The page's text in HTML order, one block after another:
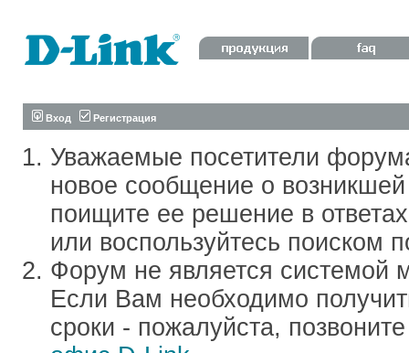
Вход Регистрация
Уважаемые посетители
новое сообщение о
поищите ее решение в
или воспользуйтесь поиском
Форум не является системой
Если Вам необходимо
сроки - пожалуйста,